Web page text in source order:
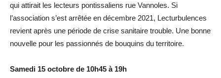
qui attirait les lecteurs pontissaliens rue Vannoles. Si
l’association s’est arrêtée en décembre 2021, Lecturbulences
revient après une période de crise sanitaire trouble. Une bonne
nouvelle pour les passionnés de bouquins du territoire.
Samedi 15 octobre de 10h45 à 19h